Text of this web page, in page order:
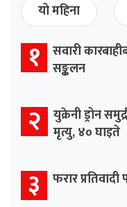
यो महिना
१
सवारी
सङ्कलन
२
युक्रेनी ड्रोन
मृत्यु, ४० घाइते
३ फरार प्रतिवादी